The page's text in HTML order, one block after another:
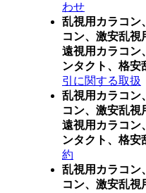
わせ
乱視用カラコン
コン、激安乱視
遠視用カラコン
ンタクト、格安
引に関する取扱
乱視用カラコン
コン、激安乱視
遠視用カラコン
ンタクト、格安
約
乱視用カラコン
コン、激安乱視